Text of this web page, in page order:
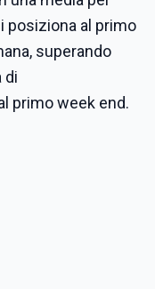
posiziona al primo
superando
di
primo week end.